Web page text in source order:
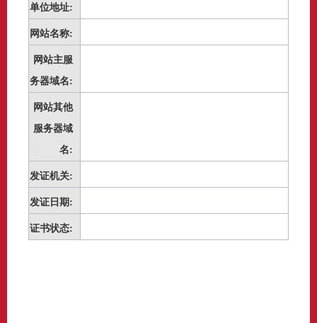
单位地址:
网站名称:
网站主服
务器域名:
网站其他
服务器域
名:
发证机关:
发证日期:
证书状态: